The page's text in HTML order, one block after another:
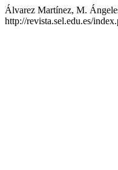
Álvarez Martínez, M.
http://revista.sel.edu.es/